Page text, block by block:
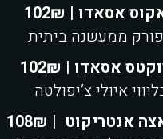
אסאדו | 102₪
ממעשנה ביתית
אסאדו | 102₪
איולי צ’יפולטה
אנטריקוט | 108₪